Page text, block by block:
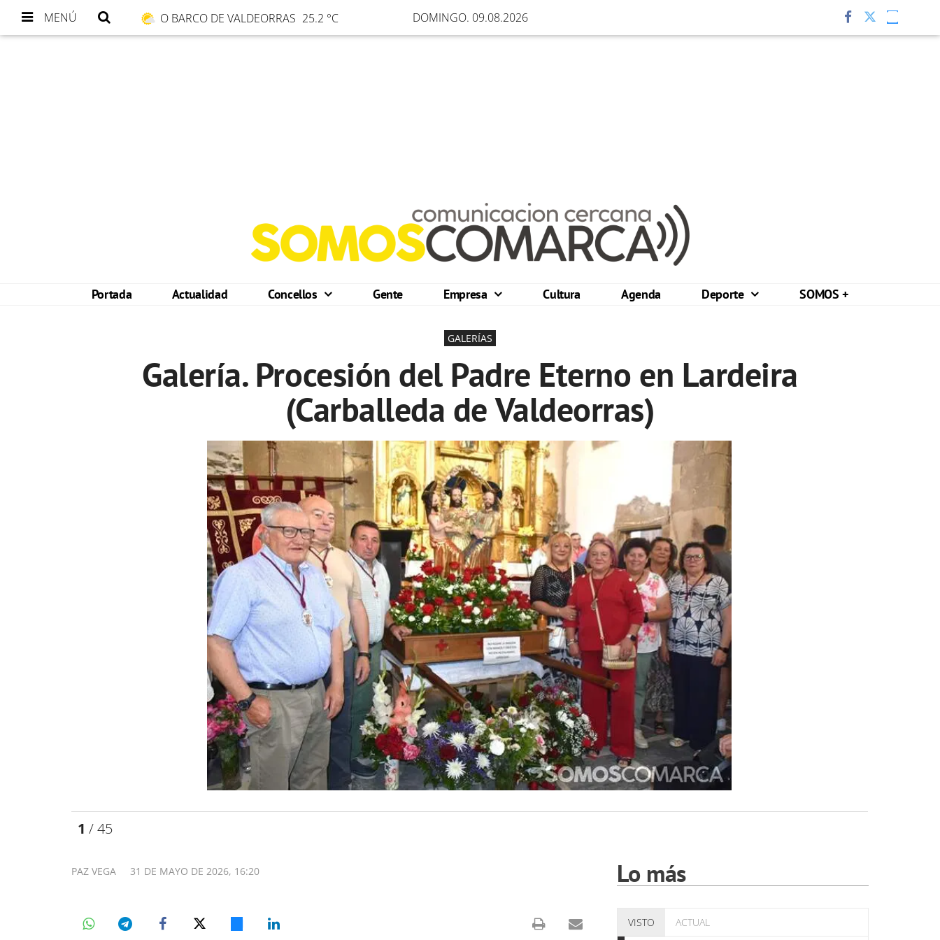
MENÚ O BARCO DE VALDEORRAS 25.2 °C DOMINGO. 09.08.2026
Portada Actualidad Concellos Gente Empresa Cultura Agenda Deporte SOMOS +
GALERÍAS
Galería. Procesión del Padre Eterno en Lardeira
(Carballeda de Valdeorras)
1 / 45
31 DE MAYO DE 2026, 16:20
PAZ VEGA Lo más
VISTO ACTUAL